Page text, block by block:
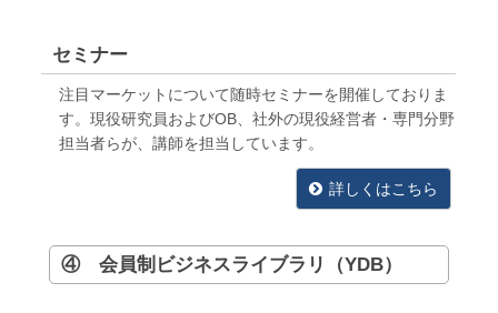
セミナー
注目マーケットについて随時セミナーを開催しておりま
す。現役研究員およびOB、社外の現役経営者・専門分野
担当者らが、講師を担当しています。
詳しくはこちら
④ 会員制ビジネスライブラリ（YDB）